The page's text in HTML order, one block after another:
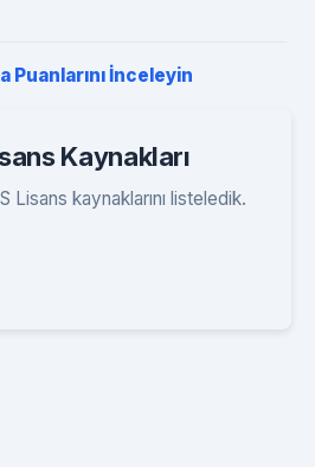
İnceleyin
Kaynakları
Lisans kaynaklarını listeledik.